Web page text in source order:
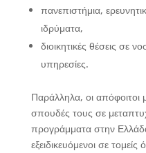
πανεπιστήμια,
ιδρύματα,
διοικητικές θέσεις σε
υπηρεσίες.
Παράλληλα, οι απόφοιτοι
σπουδές τους σε
προγράμματα στην
εξειδικευόμενοι σε